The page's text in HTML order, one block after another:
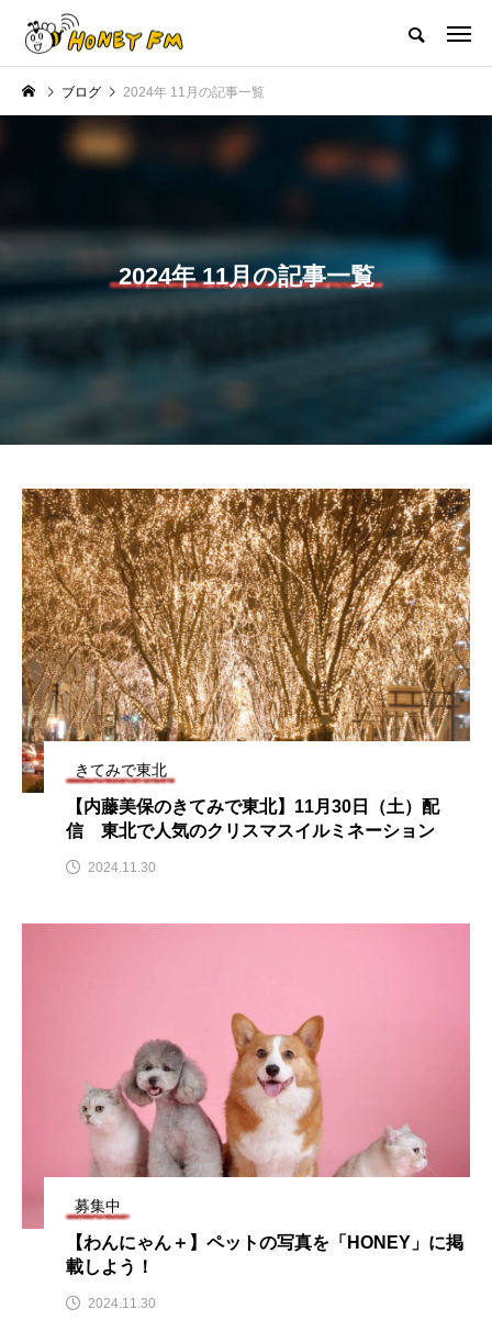
ハニーエフエム｜地域・人にフォーカスし発信するウェブラジオ局
HOME ハニーFMの紹介 後援申請
JAZZ BAR COZY
ス リバーサイド4部作を特集し
ました！
2024.03.07
MY SWEET GARDEN
意識しています 三田グリーン
ットの山本さん
2026.07.14
TAG LIST
10周年記念 12月号
1975年のケルン・コンサート 1学期 1年生
2024年度 2025年 2025年度 2026
CROSSING 心の交差点
DEPARTURES FACES PLACES
HAMNET HERE 時を越えて
HONEY FM IT’S OKAY！ J-POP
JAZZ
LATE SHIFT
ブログ 2024年 11月の記事一覧
2024年 11月の記事一覧
きてみで東北
【内藤美保のきてみで東北】11月30日（土）配
信 東北で人気のクリスマスイルミネーション
2024.11.30
募集中
【わんにゃん＋】ペットの写真を「HONEY」に掲
載しよう！
2024.11.30